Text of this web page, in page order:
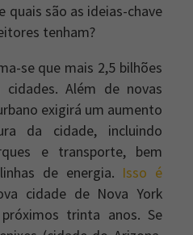
quais são as ideias-chave
tenham?
se que mais 2,5 bilhões
Além de novas
exigirá um aumento
da cidade, incluindo
e transporte, bem
de energia. Isso é
cidade de Nova York
trinta anos. Se